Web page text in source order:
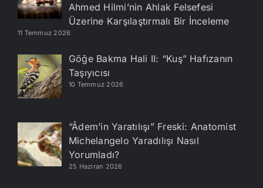
Ahmed Hilmi’nin Ahlak Felsefesi
Üzerine Karşılaştırmalı Bir İnceleme
11 Temmuz 2026
Göğe Bakma Hali II: “Kuş” Hafızanın
Taşıyıcısı
10 Temmuz 2026
“Âdem’in Yaratılışı” Freski: Anatomist
Michelangelo Yaradılışı Nasıl
Yorumladı?
25 Haziran 2026